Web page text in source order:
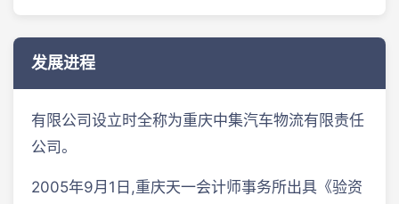
发展进程
有限公司设立时全称为重庆中集汽车物流有限责任
公司。
2005年9月1日,重庆天一会计师事务所出具《验资